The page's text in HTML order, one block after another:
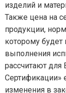
изделий и
Также цена на
продукции,
которому
выполнения
рассчитают для
Сертификации»
изменения в